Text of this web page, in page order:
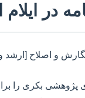
در
بکری را